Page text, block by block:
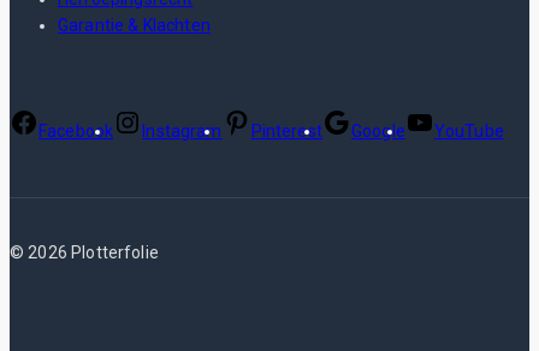
Garantie & Klachten
Facebook Instagram Pinterest Google YouTube
© 2026 Plotterfolie